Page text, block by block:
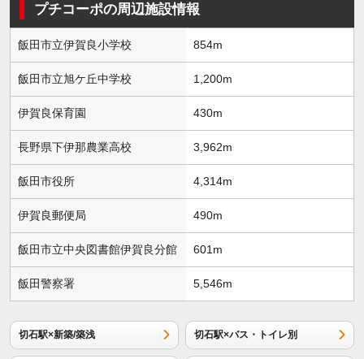
プチコーポの周辺施設情報
飯田市立伊賀良小学校 854m
飯田市立旭ケ丘中学校 1,200m
伊賀良保育園 430m
長野県下伊那農業高校 3,962m
飯田市役所 4,314m
伊賀良郵便局 490m
飯田市立中央図書館伊賀良分館 601m
飯田警察署 5,546m
切石駅×新築/築浅 切石駅×バス・トイレ別